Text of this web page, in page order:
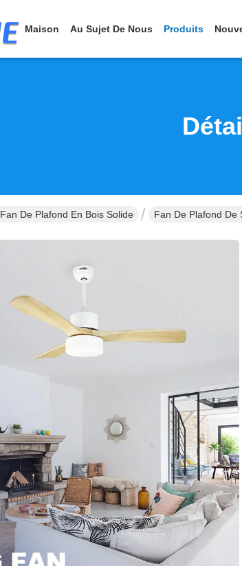
Maison Au Sujet De Nous Produits
Fan De Plafond En Bois Solide Fan De Plafond De